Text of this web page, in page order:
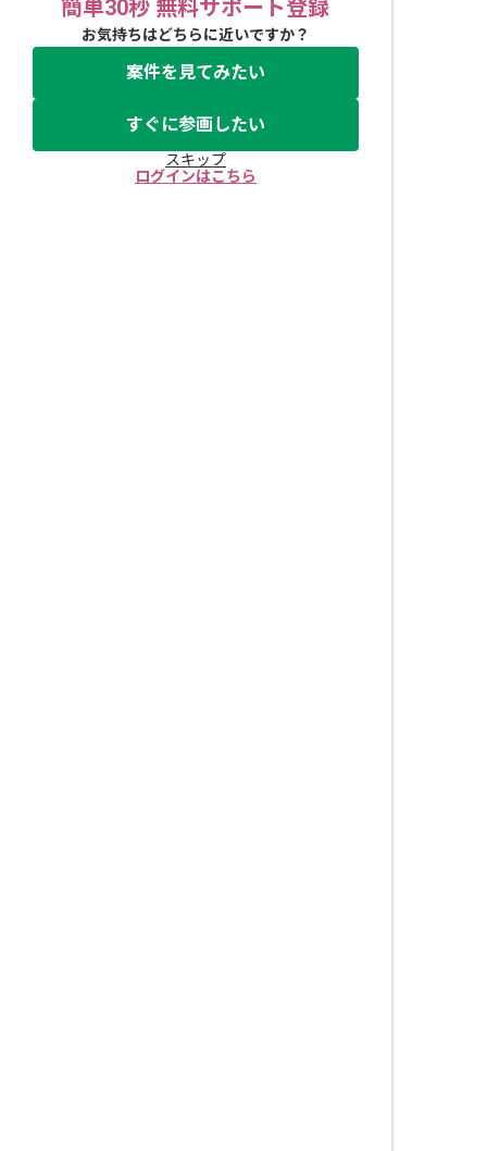
簡単30秒 無料サポート登録
お気持ちはどちらに近いですか？
案件を見てみたい
すぐに参画したい
スキップ
ログインはこちら